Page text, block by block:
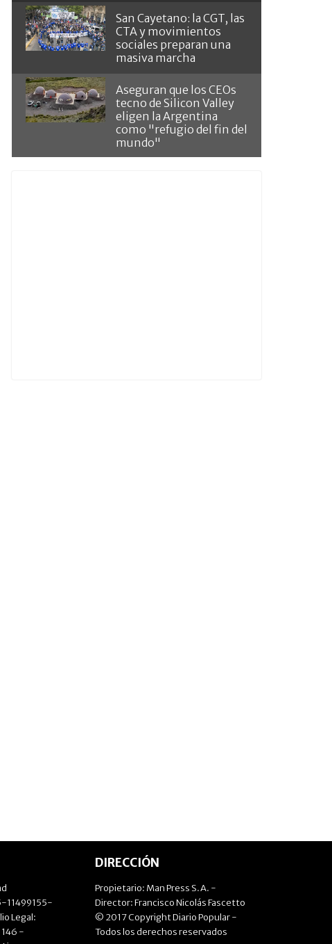
San Cayetano: la CGT, las
CTA y movimientos
sociales preparan una
masiva marcha
Aseguran que los CEOs
tecno de Silicon Valley
eligen la Argentina
como "refugio del fin del
mundo"
11499155-
Legal:
-
DIRECCIÓN
Propietario: Man Press S.A. -
Director: Francisco Nicolás Fascetto
© 2017 Copyright Diario Popular -
Todos los derechos reservados